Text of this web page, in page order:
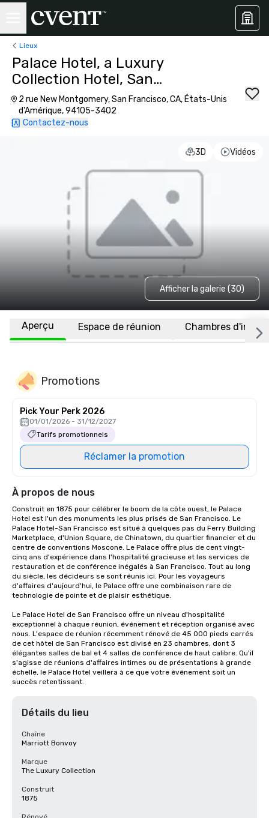
Lieux
Palace Hotel, a Luxury
Collection Hotel, San
Francisco
2 rue New Montgomery, San Francisco, CA, États-Unis
d'Amérique, 94105-3402
Contactez-nous
3D Vidéos
Afficher la galerie (30)
Aperçu Espace de réunion Chambres
Promotions
Pick Your Perk 2026
01/01/2026 - 31/12/2027
Tarifs promotionnels
Réclamer la promotion
À propos de nous
Construit en 1875 pour célébrer le boom de la côte ouest, le Palace
Hotel est l'un des monuments les plus prisés de San Francisco. Le
Palace Hotel-San Francisco est situé à quelques pas du Ferry Building
Marketplace, d'Union Square, de Chinatown, du quartier financier et du
centre de conventions Moscone. Le Palace offre plus de cent vingt-
cinq ans d'expérience dans l'hospitalité gracieuse et les services de
restauration et de conférence inégalés à San Francisco. Tout au long
du siècle, les décideurs se sont réunis ici. Pour les voyageurs
d'affaires d'aujourd'hui, le Palace offre une combinaison rare de
technologie de pointe et de plaisir esthétique.
Le Palace Hotel de San Francisco offre un niveau d'hospitalité
exceptionnel à chaque réunion, événement et réception organisé avec
nous. L'espace de réunion récemment rénové de 45 000 pieds carrés
de cet hôtel de San Francisco est divisé en 23 chambres, dont 3
élégantes salles de bal et 4 salles de conférence de haut calibre. Qu'il
s'agisse de réunions d'affaires intimes ou de présentations à grande
échelle, le Palace Hotel veillera à ce que votre événement soit un
succès retentissant.
Détails du lieu
Chaîne
Marriott Bonvoy
Marque
The Luxury Collection
Construit
1875